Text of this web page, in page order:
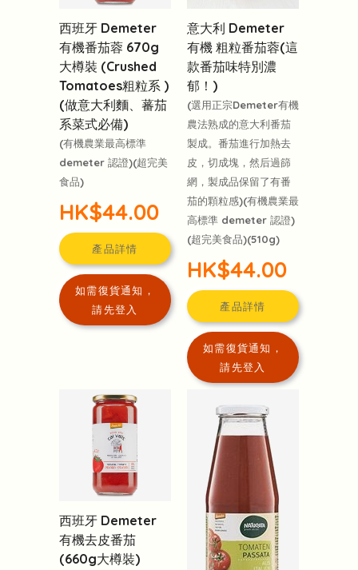
西班牙 Demeter
有機番茄蓉 670g
大樽裝 (Crushed
Tomatoes粗粒系 )
(做意大利麵、蕃茄
系菜式必備)
(有機農業最高標準
demeter 認證)(超完美
食品)
HK$44.00
產品詳情
如需復貨通知，
請先登入
意大利 Demeter
有機 粗粒番茄蓉(這
款番茄味特別濃
郁！)
(選用正宗Demeter有機
農法熟成的意大利番茄
製成。番茄進行加熱去
皮，切成塊，然后過篩
網，製成品保留了有番
茄的顆粒感)(有機農業最
高標準 demeter 認證)
(超完美食品)(510g)
HK$44.00
產品詳情
如需復貨通知，
請先登入
西班牙 Demeter
有機去皮番茄
(660g大樽裝)